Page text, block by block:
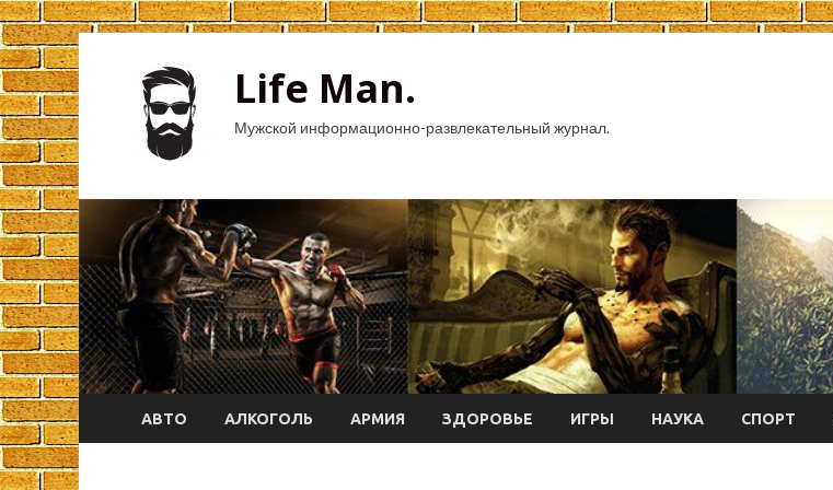
Life Man.
Мужской информационно-развлекательный журнал.
АВТО АЛКОГОЛЬ АРМИЯ ЗДОРОВЬЕ ИГРЫ НАУКА СПОРТ